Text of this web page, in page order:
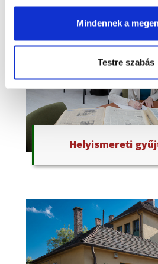
Mindennek a
Testre szabás
Helyismereti